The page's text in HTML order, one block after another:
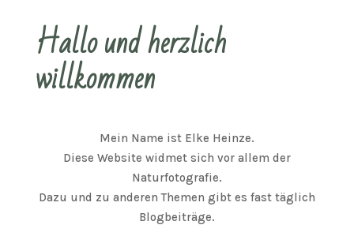
Hallo und herzlich
willkommen
Mein Name ist Elke Heinze.
Diese Website widmet sich vor allem der
Naturfotografie.
Dazu und zu anderen Themen gibt es fast täglich
Blogbeiträge.